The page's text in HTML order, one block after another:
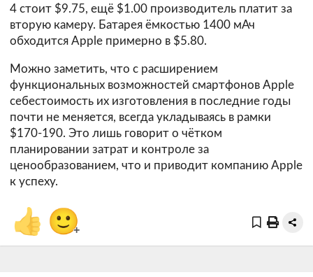
4 стоит $9.75, ещё $1.00 производитель платит за
вторую камеру. Батарея ёмкостью 1400 мАч
обходится Apple примерно в $5.80.
Можно заметить, что с расширением
функциональных возможностей смартфонов Apple
себестоимость их изготовления в последние годы
почти не меняется, всегда укладываясь в рамки
$170-190. Это лишь говорит о чётком
планировании затрат и контроле за
ценообразованием, что и приводит компанию Apple
к успеху.
👍 🙂+